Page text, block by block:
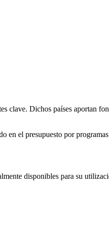
clave. Dichos países aportan
en el presupuesto por
disponibles para su